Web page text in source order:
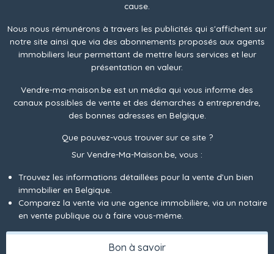
cause.
Nous nous rémunérons à travers les publicités qui s'affichent sur
notre site ainsi que via des abonnements proposés aux agents
immobiliers leur permettant de mettre leurs services et leur
présentation en valeur.
Vendre-ma-maison.be est un média qui vous informe des
canaux possibles de vente et des démarches à entreprendre,
des bonnes adresses en Belgique.
Que pouvez-vous trouver sur ce site ?
Sur Vendre-Ma-Maison.be, vous :
Trouvez les informations détaillées pour la vente d’un bien
immobilier en Belgique.
Comparez la vente via une agence immobilière, via un notaire
en vente publique ou à faire vous-même.
Bon à savoir